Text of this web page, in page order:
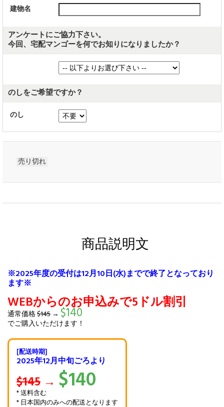
建物名
アンケートにご協力下さい。
今回、宅配マンゴーを何でお知りになりましたか？
のしをご希望ですか？
のし
売り切れ
商品説明文
※2025年度の受付は12月10日(水)までで終了となっており
ます※
WEBからのお申込みで5ドル割引
通常価格$145 → $140
でご購入いただけます！
[配送時期]
2025年12月中旬ごろより
$145 → $140
* 送料含む
* 日本国内のみへの配送となります